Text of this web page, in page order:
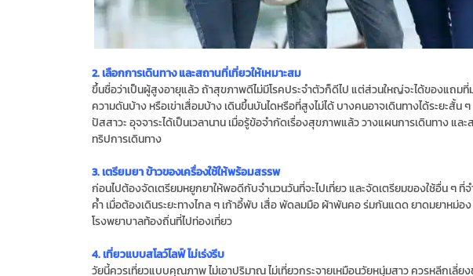
2. เลือกการเดินทาง และสถานที่เที่ยวให้เหมาะสม
ขึ้นชื่อว่าเป็นผู้สูงอายุแล้ว ถ้าสุขภาพดีไม่มีโรคประจำตัวก็ดีไป แต่ส่วนใหญ่จะได้ของแถมที่
ความดันบ้าง หรือเข่าเสื่อมบ้าง เดินขึ้นบันไดหรือที่สูงไม่ได้ บางคนอาจเดินทางได้ระยะสั้น
ปัสสาวะ อุจจาระได้เป็นเวลานาน เมื่อรู้ข้อจำกัดเรื่องสุขภาพแล้ว วางแผนการเดินทาง แล
ทริปการเดินทาง
3. เตรียมยา ข้าวของเครื่องใช้ให้พร้อมสรรพ
ก่อนไปต้องจัดเตรียมหยูกยาให้พอดีกับจำนวนวันที่จะไปเที่ยว และจัดเตรียมของใช้อื่น ๆ ที่
ค้ำ เมื่อต้องเดินระยะทางไกล ๆ เก้าอี้พับ เสื่อ พัดลมมือ ผ้าพันคอ ร่มกันแดด ยาดมยาหม่อ
โรงพยาบาลท้องถิ่นที่ไปท่องเที่ยว
4. เที่ยวแบบสโลว์ไลฟ์ ไม่เร่งรีบ
วัยนี้ควรเที่ยวแบบคุณภาพ ไม่เอาปริมาณ ไม่เที่ยวกระจายเหมือนวัยหนุ่มสาว ควรหลีกเลี่ย